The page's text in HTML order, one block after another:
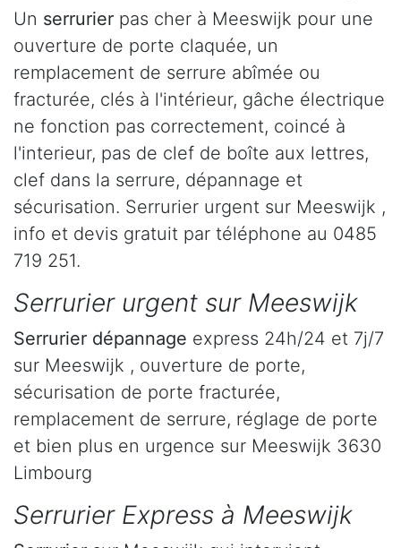
Un serrurier pas cher à Meeswijk pour une
ouverture de porte claquée, un
remplacement de serrure abîmée ou
fracturée, clés à l'intérieur, gâche électrique
ne fonction pas correctement, coincé à
l'interieur, pas de clef de boîte aux lettres,
clef dans la serrure, dépannage et
sécurisation. Serrurier urgent sur Meeswijk ,
info et devis gratuit par téléphone au 0485
719 251.
Serrurier urgent sur Meeswijk
Serrurier dépannage express 24h/24 et 7j/7
sur Meeswijk , ouverture de porte,
sécurisation de porte fracturée,
remplacement de serrure, réglage de porte
et bien plus en urgence sur Meeswijk 3630
Limbourg
Serrurier Express à Meeswijk